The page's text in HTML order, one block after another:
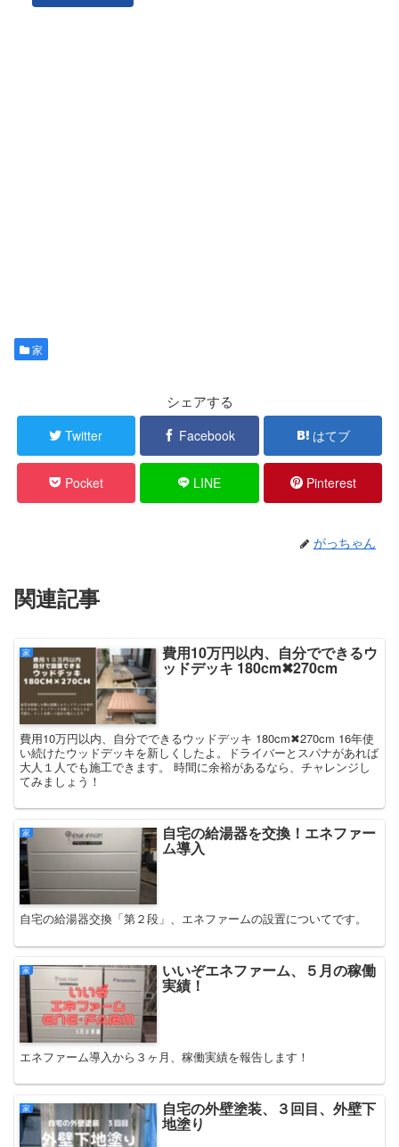
家
シェアする
Twitter Facebook はてブ
Pocket LINE Pinterest
がっちゃん
関連記事
家 費用10万円以内、自分でできるウ
ッドデッキ 180cm✖︎270cm
費用10万円以内、自分でできるウッドデッキ 180cm✖︎270cm 16年使
い続けたウッドデッキを新しくしたよ。ドライバーとスパナがあれば
大人１人でも施工できます。 時間に余裕があるなら、チャレンジし
てみましょう！
家 自宅の給湯器を交換！エネファー
ム導入
自宅の給湯器交換「第２段」、エネファームの設置についてです。
家 いいぞエネファーム、５月の稼働
実績！
エネファーム導入から３ヶ月、稼働実績を報告します！
家 自宅の外壁塗装、３回目、外壁下
地塗り